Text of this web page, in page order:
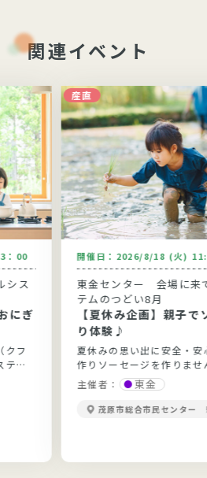
関連イベント
：00
シス
にぎ
クフ
テム
産直
開催日： 2026/8/18 (火)
東金センター 会場に来てね パ
テムのつどい8月
【夏休み企画】親子で
り体験♪
夏休みの思い出に安全・安
作りソーセージを作りませ
主催者：
東金
茂原市総合市民センター